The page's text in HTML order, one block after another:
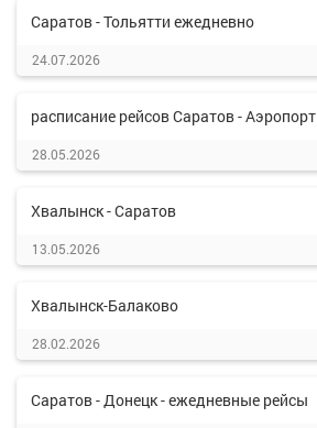
Саратов - Тольятти ежедневно
24.07.2026
расписание рейсов Саратов - Аэропорт
28.05.2026
Хвалынск - Саратов
13.05.2026
Хвалынск-Балаково
28.02.2026
Саратов - Донецк - ежедневные рейсы